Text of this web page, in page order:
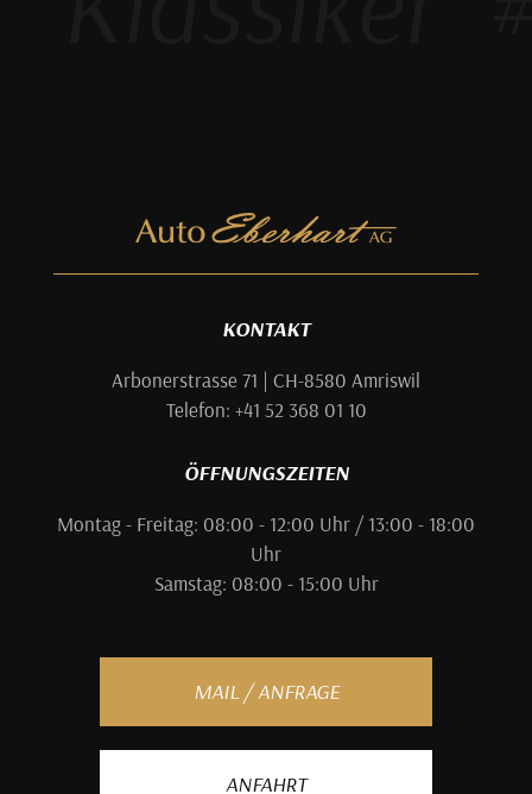
KONTAKT
Arbonerstrasse 71 | CH-8580 Amriswil
Telefon: +41 52 368 01 10
ÖFFNUNGSZEITEN
Montag - Freitag: 08:00 - 12:00 Uhr / 13:00 - 18:00
Uhr
Samstag: 08:00 - 15:00 Uhr
MAIL / ANFRAGE
ANFAHRT